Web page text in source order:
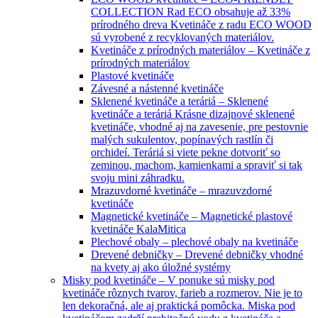
COLLECTION Rad ECO obsahuje až 33%
prírodného dreva Kvetináče z radu ECO WOOD
sú vyrobené z recyklovaných materiálov.
Kvetináče z prírodných materiálov – Kvetináče z
prírodných materiálov
Plastové kvetináče
Závesné a nástenné kvetináče
Sklenené kvetináče a teráriá – Sklenené
kvetináče a teráriá Krásne dizajnové sklenené
kvetináče, vhodné aj na zavesenie, pre pestovnie
malých sukulentov, popínavých rastlín či
orchideí. Teráriá si viete pekne dotvoriť so
zeminou, machom, kamienkami a spraviť si tak
svoju mini záhradku.
Mrazuvdorné kvetináče – mrazuvzdorné
kvetináče
Magnetické kvetináče – Magnetické plastové
kvetináče KalaMitica
Plechové obaly – plechové obaly na kvetináče
Drevené debničky – Drevené debničky vhodné
na kvety aj ako úložné systémy
Misky pod kvetináče – V ponuke sú misky pod
kvetináče rôznych tvarov, farieb a rozmerov. Nie je to
len dekoračná, ale aj praktická pomôcka. Miska pod